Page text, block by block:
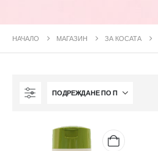
НАЧАЛО МАГАЗИН ЗА КОСАТА